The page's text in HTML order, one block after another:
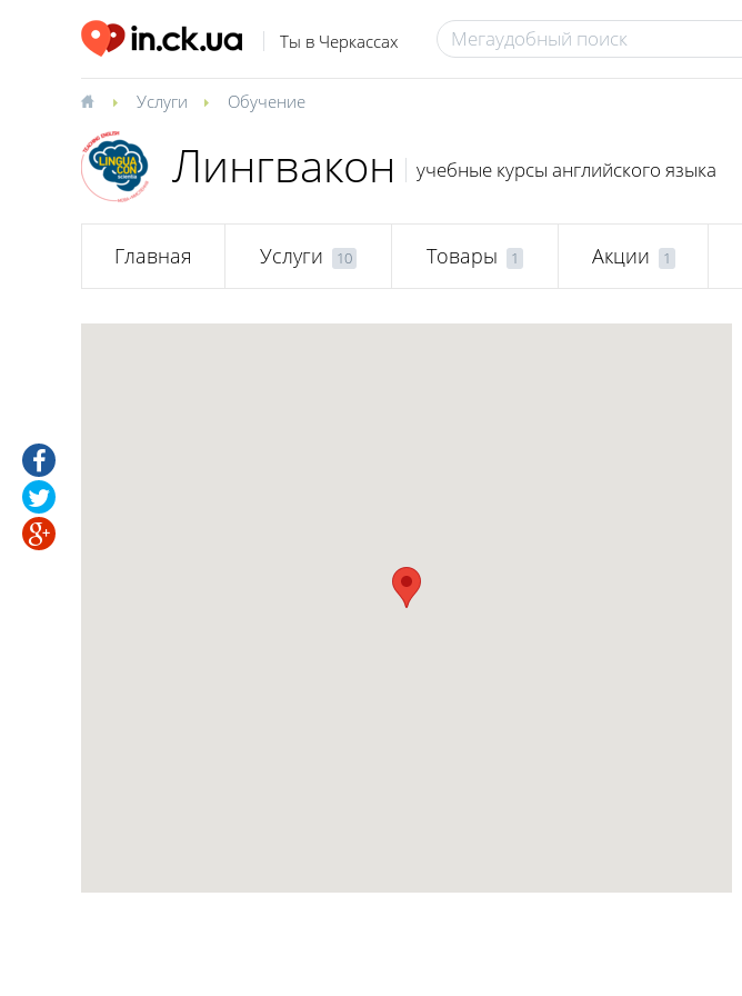
Ты в Черкассах
Услуги Обучение
Лингвакон учебные курсы английского языка
Главная Услуги 10 Товары 1 Акции 1